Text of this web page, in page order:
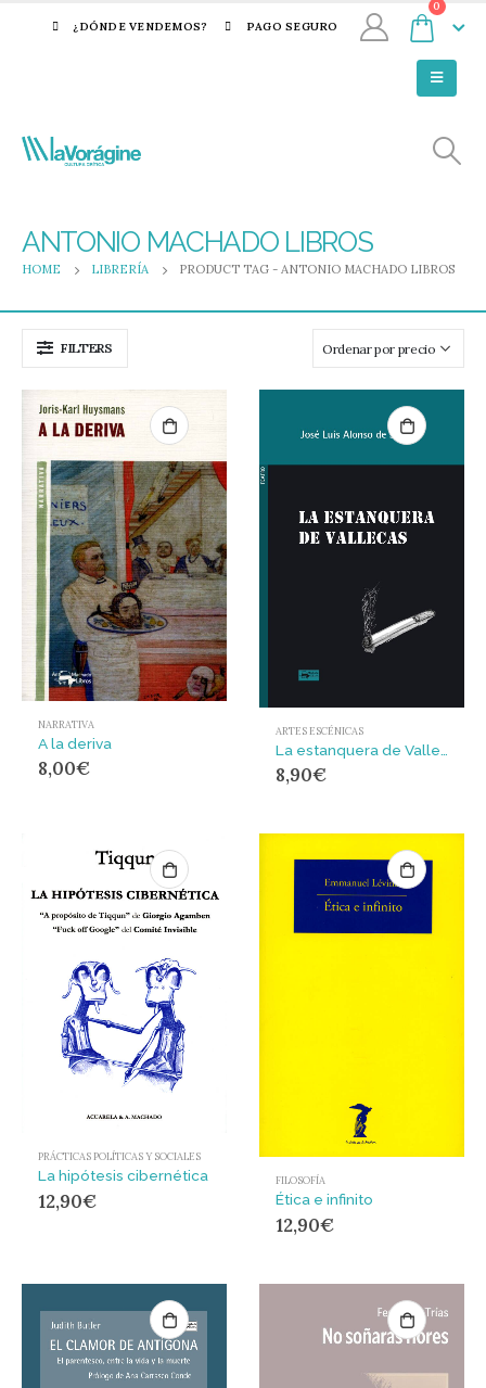
¿DÓNDE VENDEMOS? PAGO SEGURO
0
ANTONIO MACHADO LIBROS
HOME LIBRERÍA PRODUCT TAG - ANTONIO MACHADO LIBROS
FILTERS
NARRATIVA
A la deriva
8,00€
ARTES ESCÉNICAS
8,90€
PRÁCTICAS POLÍTICAS Y SOCIALES
La hipótesis cibernética
12,90€
FILOSOFÍA
Ética e infinito
12,90€